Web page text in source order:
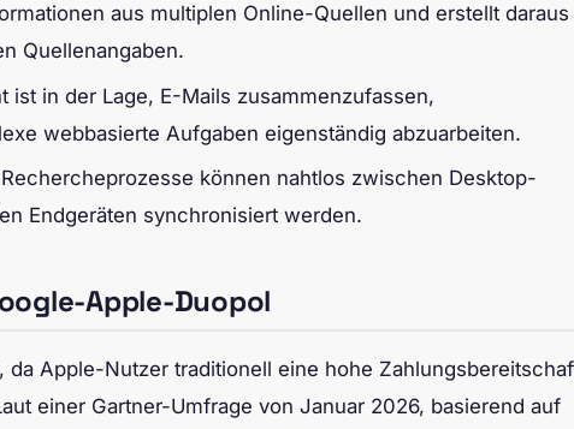
aus multiplen Online-Quellen und erstellt daraus
Quellenangaben.
ist in der Lage, E-Mails zusammenzufassen,
webbasierte Aufgaben eigenständig abzuarbeiten.
können nahtlos zwischen Desktop-
Endgeräten synchronisiert werden.
Apple-Duopol
Apple-Nutzer traditionell eine hohe
einer Gartner-Umfrage von Januar 2026, basierend auf